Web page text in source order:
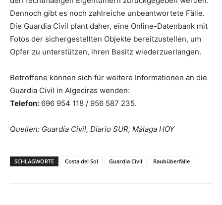
Dennoch gibt es noch zahlreiche unbeantwortete Fälle.
Die Guardia Civil plant daher, eine Online-Datenbank mit
Fotos der sichergestellten Objekte bereitzustellen, um
Opfer zu unterstützen, ihren Besitz wiederzuerlangen.
Betroffene können sich für weitere Informationen an die
Guardia Civil in Algeciras wenden:
Telefon: 696 954 118 / 956 587 235.
Quellen: Guardia Civil, Diario SUR, Málaga HOY
SCHLAGWORTE Costa del Sol Guardia Civil Raubüberfälle